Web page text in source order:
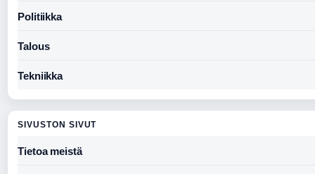
Politiikka
Talous
Tekniikka
SIVUSTON SIVUT
Tietoa meistä